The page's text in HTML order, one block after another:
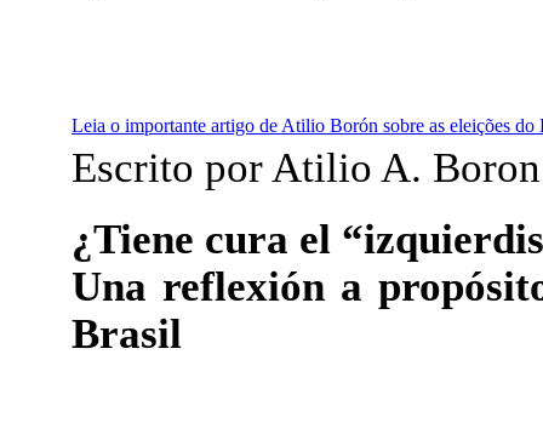
Leia o importante artigo de Atilio Borón sobre as eleições do
Escrito por Atilio A.
¿Tiene cura el
Una reflexión a
Brasil